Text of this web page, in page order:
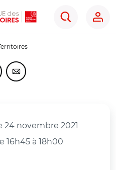
Rechercher
sur Facebook
page sur Linkedin
cette page sur Twitter
Partager cette page sur
24 novembre 2021
16h45 à 18h00